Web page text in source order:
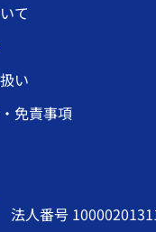
て
い
免責事項
法人番号